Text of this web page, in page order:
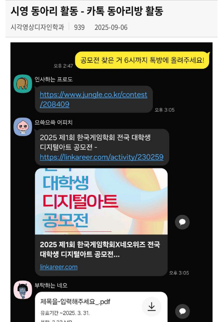
시영 동아리 활동 - 카톡 동아리방 활동
시각영상디자인학과 939 2025-09-06